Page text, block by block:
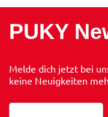
PUKY
Melde dich jetzt bei
keine Neuigkeiten